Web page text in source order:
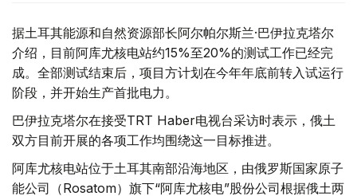
据土耳其能源和自然资源部长阿尔帕尔斯兰·巴伊拉克塔尔
介绍，目前阿库尤核电站约15%至20%的测试工作已经完
成。全部测试结束后，项目方计划在今年年底前转入试运行
阶段，并开始生产首批电力。
巴伊拉克塔尔在接受TRT Haber电视台采访时表示，俄土
双方目前开展的各项工作均围绕这一目标推进。
阿库尤核电站位于土耳其南部沿海地区，由俄罗斯国家原子
能公司（Rosatom）旗下“阿库尤核电”股份公司根据俄土两